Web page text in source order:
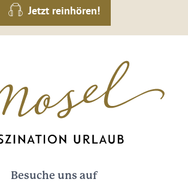
Jetzt reinhören!
Besuche uns auf